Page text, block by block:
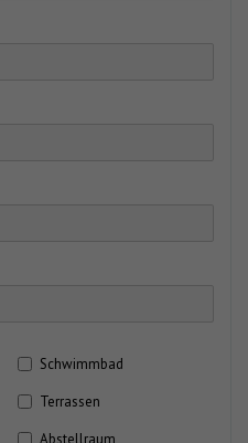
Schwimmbad
Terrassen
Abstellraum